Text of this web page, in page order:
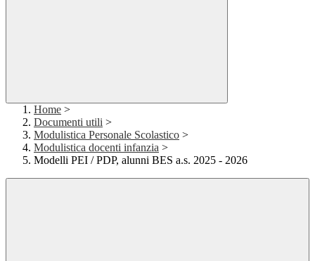
Home >
Documenti utili >
Modulistica Personale Scolastico >
Modulistica docenti infanzia >
Modelli PEI / PDP, alunni BES a.s. 2025 - 2026